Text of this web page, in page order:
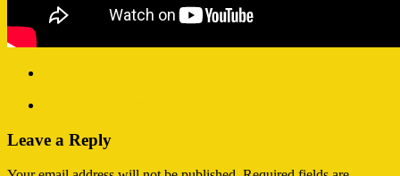
Leave a Reply